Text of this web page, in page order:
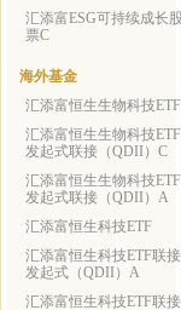
汇添富ESG可持续成长股
票C
海外基金
汇添富恒生生物科技ETF
汇添富恒生生物科技ETF
发起式联接（QDII）C
汇添富恒生生物科技ETF
发起式联接（QDII）A
汇添富恒生科技ETF
汇添富恒生科技ETF联接
发起式（QDII）A
汇添富恒生科技ETF联接